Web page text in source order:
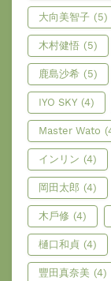
大向美智子 (5)
木村健悟 (5)
鹿島沙希 (5)
IYO SKY (4)
Master Wato
インリン (4)
岡田太郎 (4)
木戶修 (4)
樋口和貞 (4)
豐田真奈美 (4)